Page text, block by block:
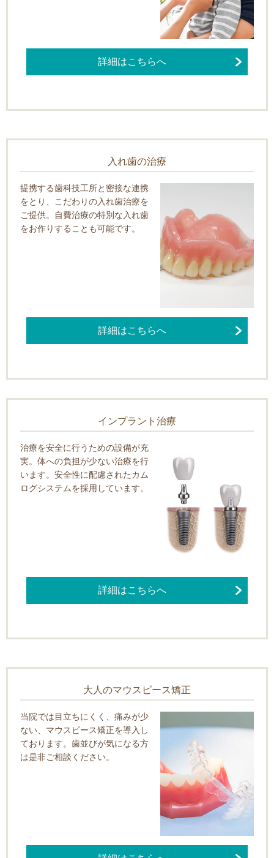
詳細はこちらへ
入れ歯の治療
提携する歯科技工所と密接な連携
をとり、こだわりの入れ歯治療を
ご提供。自費治療の特別な入れ歯
をお作りすることも可能です。
詳細はこちらへ
インプラント治療
治療を安全に行うための設備が充
実。体への負担が少ない治療を行
います。安全性に配慮されたカム
ログシステムを採用しています。
詳細はこちらへ
大人のマウスピース矯正
当院では目立ちにくく、痛みが少
ない、マウスピース矯正を導入し
ております。歯並びが気になる方
は是非ご相談ください。